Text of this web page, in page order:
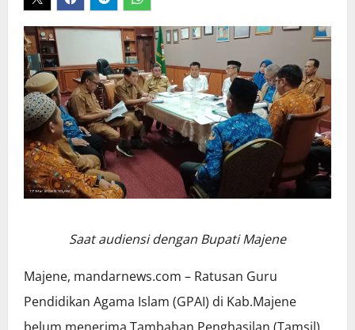
Saat audiensi dengan Bupati Majene
Majene, mandarnews.com – Ratusan Guru
Pendidikan Agama Islam (GPAI) di Kab.Majene